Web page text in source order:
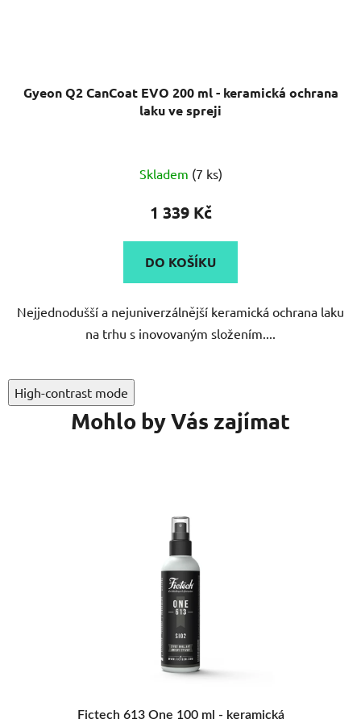
Gyeon Q2 CanCoat EVO 200 ml - keramická ochrana
laku ve spreji
hodnocení
produktu
5,0
z
hvězdiček.
Skladem (7 ks)
1 339 Kč
DO KOŠÍKU
Nejjednodušší a nejuniverzálnější keramická ochrana laku
na trhu s inovovaným složením....
High-contrast mode
Mohlo by Vás zajímat
Gyeon Q2 Mohs EVO Lightbox - keramická